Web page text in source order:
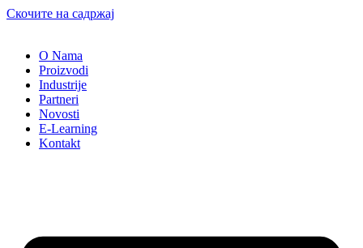
Скочите на садржај
O Nama
Proizvodi
Industrije
Partneri
Novosti
E-Learning
Kontakt